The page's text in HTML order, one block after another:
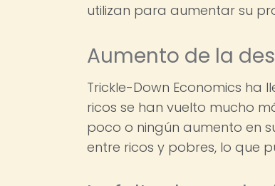
utilizan para aumentar su
Aumento de la
Trickle-Down Economics ha
ricos se han vuelto mucho
poco o ningún aumento en
entre ricos y pobres, lo que